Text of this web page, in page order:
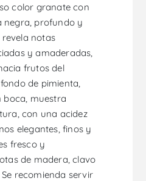
color granate con
negra, profundo y
revela notas
y amaderadas,
frutos del
de pimienta,
boca, muestra
con una acidez
elegantes, finos y
fresco y
de madera, clavo
recomienda servir